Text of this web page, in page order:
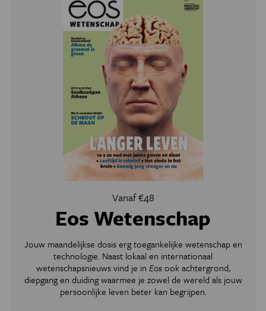
Vanaf €48
Eos Wetenschap
Jouw maandelijkse dosis erg toegankelijke wetenschap en
technologie. Naast lokaal en internationaal
wetenschapsnieuws vind je in Eosook achtergrond,
diepgang en duiding waarmee je zowel de wereld als jouw
persoonlijke leven beter kan begrijpen.